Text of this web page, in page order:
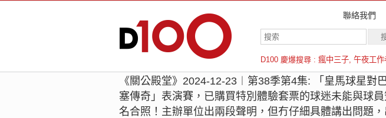
聯絡我們
D100 慶爆搜尋 : 瘋中三子, 午夜工
羅倫斯
《關公殿堂》2024-12-23︱第38季第4集: 「皇馬球星對
塞傳奇」表演賽，已購買特別體驗套票的球迷未能與球員
名合照！主辦單位出兩段聲明，但冇仔細具體講出問題，